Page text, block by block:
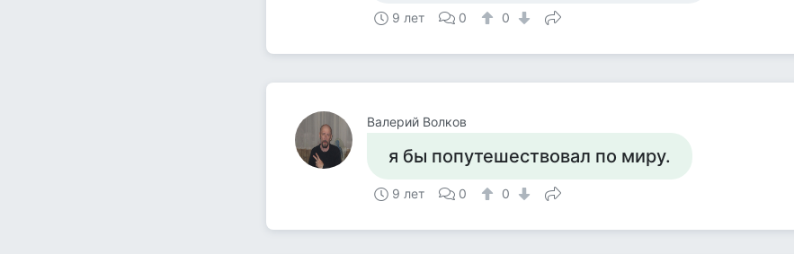
9 лет 0 0
Валерий Волков
я бы попутешествовал по миру.
9 лет 0 0